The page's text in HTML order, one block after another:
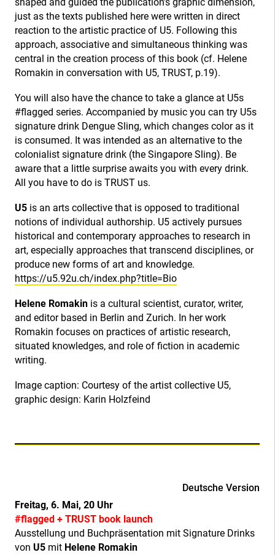
just as the texts published here were written in direct
reaction to the artistic practice of U5. Following this
approach, associative and simultaneous thinking was
central in the creation process of this book (cf. Helene
Romakin in conversation with U5, TRUST, p.19).
You will also have the chance to take a glance at U5s
#flagged series. Accompanied by music you can try U5s
signature drink Dengue Sling, which changes color as it
is consumed. It was intended as an alternative to the
colonialist signature drink (the Singapore Sling). Be
aware that a little surprise awaits you with every drink.
All you have to do is TRUST us.
U5 is an arts collective that is opposed to traditional
notions of individual authorship. U5 actively pursues
historical and contemporary approaches to research in
art, especially approaches that transcend disciplines, or
produce new forms of art and knowledge.
https://u5.92u.ch/index.php?title=Bio
Helene Romakin is a cultural scientist, curator, writer,
and editor based in Berlin and Zurich. In her work
Romakin focuses on practices of artistic research,
situated knowledges, and role of fiction in academic
writing.
Image caption: Courtesy of the artist collective U5,
graphic design: Karin Holzfeind
Deutsche Version
Freitag, 6. Mai, 20 Uhr
#flagged + TRUST book launch
Ausstellung und Buchpräsentation mit Signature Drinks
von U5 mit Helene Romakin